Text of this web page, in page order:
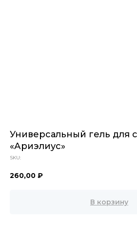
Универсальный гель для
«Ариэлиус»
SKU:
260,00 ₽
В корзину